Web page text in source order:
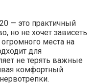
— это практичный
но не хочет зависеть
места на
для
не терять важные
комфортный